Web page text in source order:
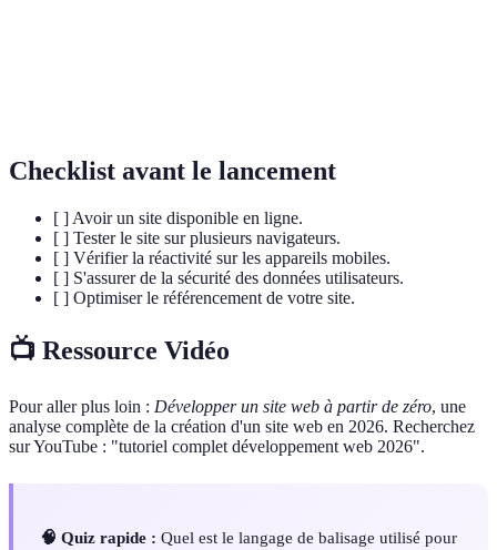
Checklist avant le lancement
[ ] Avoir un site disponible en ligne.
[ ] Tester le site sur plusieurs navigateurs.
[ ] Vérifier la réactivité sur les appareils mobiles.
[ ] S'assurer de la sécurité des données utilisateurs.
[ ] Optimiser le référencement de votre site.
📺 Ressource Vidéo
Pour aller plus loin : Développer un site web à partir de zéro, une
analyse complète de la création d'un site web en 2026. Recherchez
sur YouTube : "tutoriel complet développement web 2026".
🧠 Quiz rapide : Quel est le langage de balisage utilisé pour